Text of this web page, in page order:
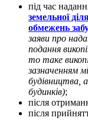
під час
земельної
обмежень
заяви про
подання
то таке
зазначенням
будівництва,
будинків);
після
після